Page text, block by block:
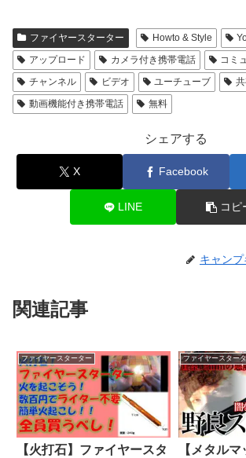
ファイヤースターター Howto & Style
アップロード
カメラ付き携帯電話
コミ
チャンネル
ビデオ ユーチューブ
動画機能付き携帯電話
無料
シェアする
X Facebook
LINE コピ
キャン
関連記事
ファイヤースターター
【火打石】ファイヤースタ
ファイヤースター
【メタル